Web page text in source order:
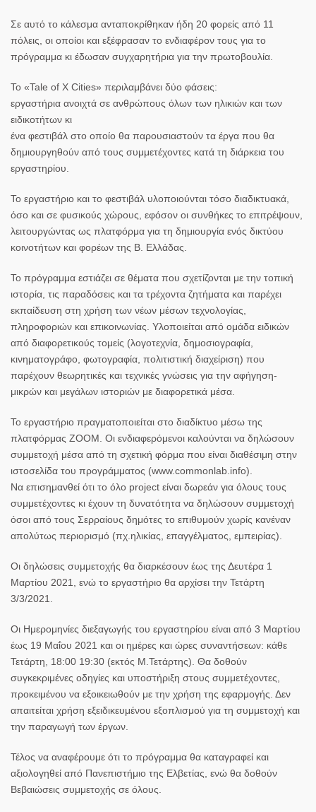
Σε αυτό το κάλεσμα ανταποκρίθηκαν ήδη 20 φορείς από 11
πόλεις, οι οποίοι και εξέφρασαν το ενδιαφέρον τους για το
πρόγραμμα κι έδωσαν συγχαρητήρια για την πρωτοβουλία.
Το «Tale of X Cities» περιλαμβάνει δύο φάσεις:
εργαστήρια ανοιχτά σε ανθρώπους όλων των ηλικιών και των
ειδικοτήτων κι
ένα φεστιβάλ στο οποίο θα παρουσιαστούν τα έργα που θα
δημιουργηθούν από τους συμμετέχοντες κατά τη διάρκεια του
εργαστηρίου.
Το εργαστήριο και το φεστιβάλ υλοποιούνται τόσο διαδικτυακά,
όσο και σε φυσικούς χώρους, εφόσον οι συνθήκες το επιτρέψουν,
λειτουργώντας ως πλατφόρμα για τη δημιουργία ενός δικτύου
κοινοτήτων και φορέων της Β. Ελλάδας.
Το πρόγραμμα εστιάζει σε θέματα που σχετίζονται με την τοπική
ιστορία, τις παραδόσεις και τα τρέχοντα ζητήματα και παρέχει
εκπαίδευση στη χρήση των νέων μέσων τεχνολογίας,
πληροφοριών και επικοινωνίας. Υλοποιείται από ομάδα ειδικών
από διαφορετικούς τομείς (λογοτεχνία, δημοσιογραφία,
κινηματογράφο, φωτογραφία, πολιτιστική διαχείριση) που
παρέχουν θεωρητικές και τεχνικές γνώσεις για την αφήγηση-
μικρών και μεγάλων ιστοριών με διαφορετικά μέσα.
Το εργαστήριο πραγματοποιείται στο διαδίκτυο μέσω της
πλατφόρμας ΖΟΟΜ. Οι ενδιαφερόμενοι καλούνται να δηλώσουν
συμμετοχή μέσα από τη σχετική φόρμα που είναι διαθέσιμη στην
ιστοσελίδα του προγράμματος (www.commonlab.info).
Να επισημανθεί ότι το όλο project είναι δωρεάν για όλους τους
συμμετέχοντες κι έχουν τη δυνατότητα να δηλώσουν συμμετοχή
όσοι από τους Σερραίους δημότες το επιθυμούν χωρίς κανέναν
απολύτως περιορισμό (πχ.ηλικίας, επαγγέλματος, εμπειρίας).
Οι δηλώσεις συμμετοχής θα διαρκέσουν έως της Δευτέρα 1
Μαρτίου 2021, ενώ το εργαστήριο θα αρχίσει την Τετάρτη
3/3/2021.
Οι Ημερομηνίες διεξαγωγής του εργαστηρίου είναι από 3 Μαρτίου
έως 19 Μαΐου 2021 και οι ημέρες και ώρες συναντήσεων: κάθε
Τετάρτη, 18:00 19:30 (εκτός Μ.Τετάρτης). Θα δοθούν
συγκεκριμένες οδηγίες και υποστήριξη στους συμμετέχοντες,
προκειμένου να εξοικειωθούν με την χρήση της εφαρμογής. Δεν
απαιτείται χρήση εξειδικευμένου εξοπλισμού για τη συμμετοχή και
την παραγωγή των έργων.
Τέλος να αναφέρουμε ότι το πρόγραμμα θα καταγραφεί και
αξιολογηθεί από Πανεπιστήμιο της Ελβετίας, ενώ θα δοθούν
Βεβαιώσεις συμμετοχής σε όλους.